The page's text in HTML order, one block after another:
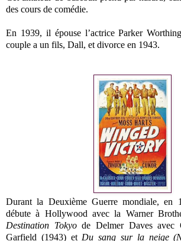
des cours de comédie.
En 1939, il épouse l’actrice Parker
couple a un fils, Dall, et divorce en 1943.
Durant la Deuxième Guerre mondiale, en
débute à Hollywood avec la Warner
Destination Tokyode Delmer Daves avec
Garfield (1943) et Du sang sur la neige